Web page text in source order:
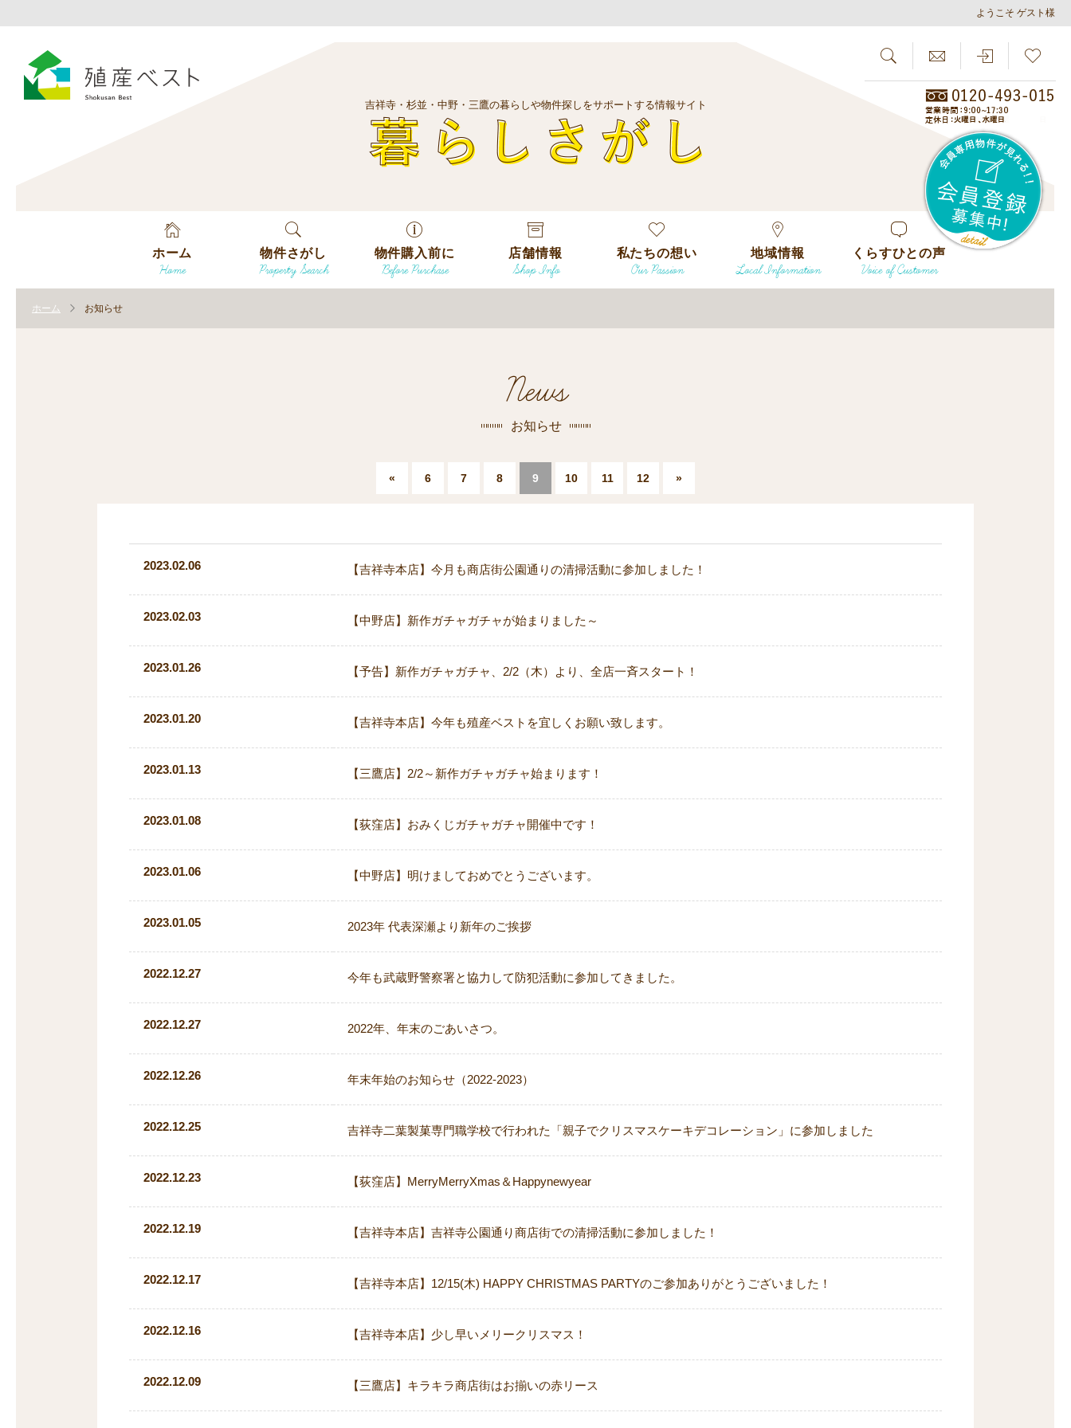
ようこそ ゲスト様
吉祥寺・杉並・中野・三鷹の暮らしや物件探しをサポートする情報サイト
ホーム
Home
物件さがし
Property Search
物件購入前に
Before Purchase
店舗情報
Shop Info
荻窪店
私たちの想い
Our Passion
地域情報
Local Information
くらすひとの声
Voice of Customer
ホーム お知らせ
News
お知らせ
« 6 7 8 9 10 11 12 »
2023.02.06 【吉祥寺本店】今月も商店街公園通りの清掃活動に参加しました！
2023.02.03 【中野店】新作ガチャガチャが始まりました～
2023.01.26 【予告】新作ガチャガチャ、2/2（木）より、全店一斉スタート！
2023.01.20 【吉祥寺本店】今年も殖産ベストを宜しくお願い致します。
2023.01.13 【三鷹店】2/2～新作ガチャガチャ始まります！
2023.01.08 【荻窪店】おみくじガチャガチャ開催中です！
2023.01.06 【中野店】明けましておめでとうございます。
2023.01.05 2023年 代表深瀬より新年のご挨拶
2022.12.27 今年も武蔵野警察署と協力して防犯活動に参加してきました。
2022.12.27 2022年、年末のごあいさつ。
2022.12.26 年末年始のお知らせ（2022-2023）
2022.12.25 吉祥寺二葉製菓専門職学校で行われた「親子でクリスマスケーキデコレーション」に参加しました
2022.12.23 【荻窪店】MerryMerryXmas＆Happynewyear
2022.12.19 【吉祥寺本店】吉祥寺公園通り商店街での清掃活動に参加しました！
2022.12.17 【吉祥寺本店】12/15(木) HAPPY CHRISTMAS PARTYのご参加ありがとうございました！
2022.12.16 【吉祥寺本店】少し早いメリークリスマス！
2022.12.09 【三鷹店】キラキラ商店街はお揃いの赤リース